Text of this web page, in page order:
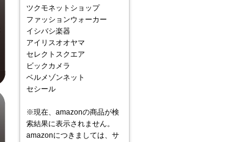
ツクモネットショップ
ファッションウォーカー
イシバシ楽器
アイリスオオヤマ
セレクトスクエア
ビックカメラ
ベルメゾンネット
セシール
※現在、amazonの商品が検
索結果に表示されません。
amazonにつきましては、サ